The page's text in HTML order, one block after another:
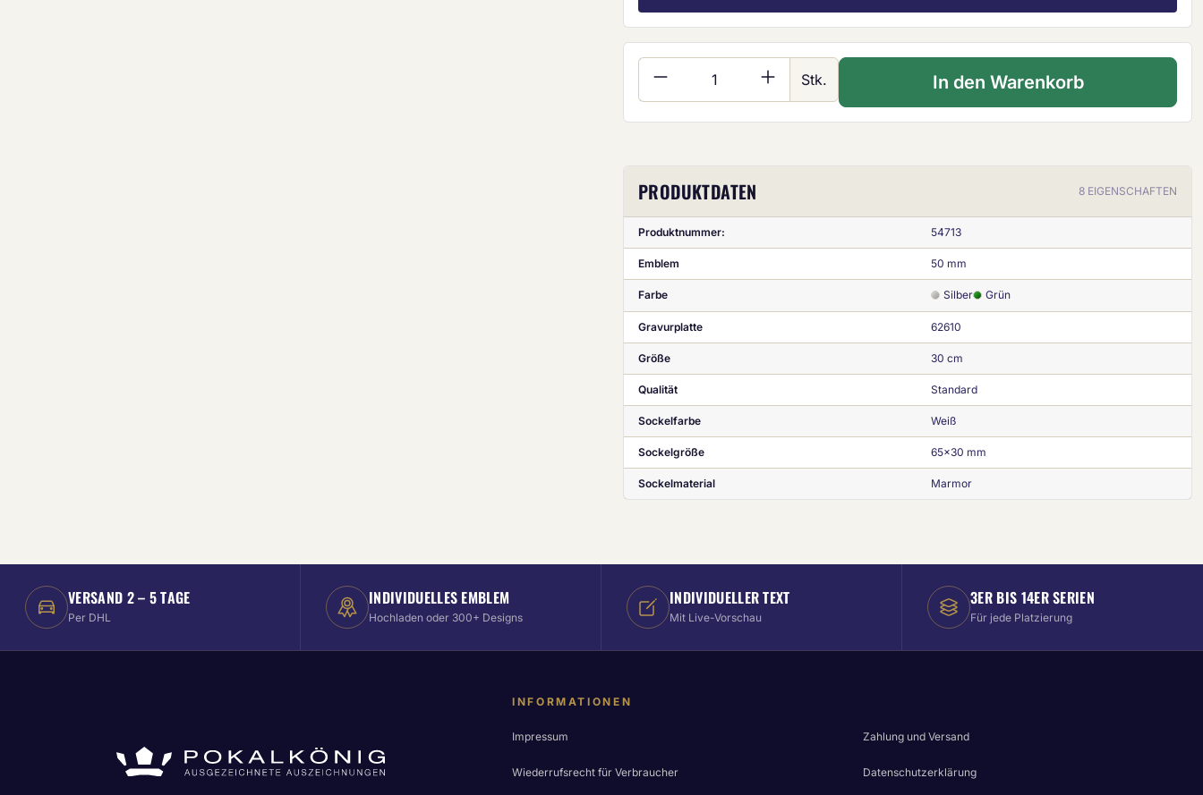
Produkt Anzahl: Gib den gewünschten Wert ein oder
Stk. In den Warenkorb
PRODUKTDATEN 8 EIGENSCHAFTEN
Produktnummer: 54713
Emblem 50 mm
Farbe Silber Grün
Gravurplatte 62610
Größe 30 cm
Qualität Standard
Sockelfarbe Weiß
Sockelgröße 65x30 mm
Sockelmaterial Marmor
VERSAND 2 – 5 TAGE
Per DHL
INDIVIDUELLES EMBLEM
Hochladen oder 300+ Designs
INDIVIDUELLER TEXT
Mit Live-Vorschau
3ER BIS 14ER SERIEN
Für jede Platzierung
INFORMATIONEN
Impressum
Wiederrufsrecht für Verbraucher
Zahlung und Versand
Datenschutzerklärung